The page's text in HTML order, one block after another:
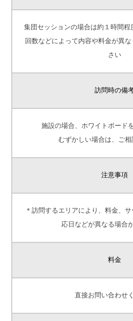
集団セッションの場合は約１時間
回数などによって内容や料金が異
さい
訪問時の備
施設の場合、ホワイトボード
むずかしい場合は、ご相
注意事項
＊訪問するエリアにより、料金、
応日などが異なる場合
料金
直接お問い合わせ